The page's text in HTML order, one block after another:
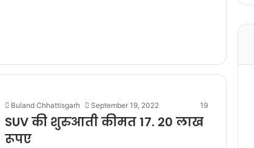
Buland Chhattisgarh September 19, 2022 19
SUV की शुरुआती कीमत 17. 20 लाख
रूपए